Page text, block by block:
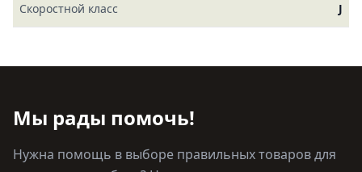
Скоростной класс J
Мы рады помочь!
Нужна помощь в выборе правильных товаров для